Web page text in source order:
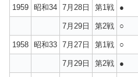
1959 昭和34 7月28日 第1戦 ●
7月29日 第2戦 ○
1958 昭和33 7月27日 第1戦 ○
7月29日 第2戦 ●